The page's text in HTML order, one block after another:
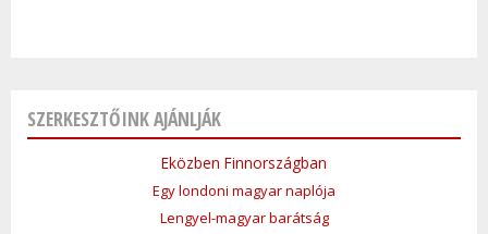
SZERKESZTŐINK AJÁNLJÁK
Eközben Finnországban
Egy londoni magyar naplója
Lengyel-magyar barátság